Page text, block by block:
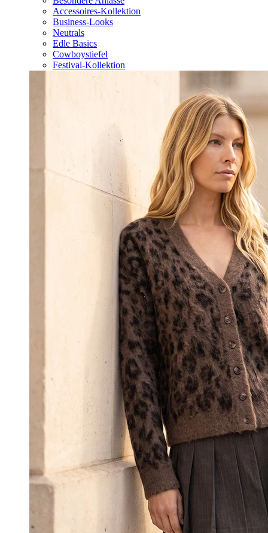
Accessoires-Kollektion
Business-Looks
Neutrals
Edle Basics
Cowboystiefel
Festival-Kollektion